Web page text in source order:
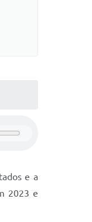
e a
2023 e